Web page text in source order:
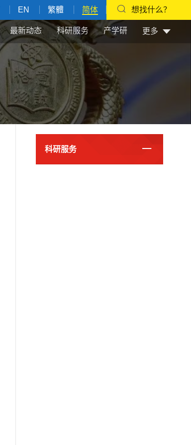
EN 繁體 简体 想找什么？
最新动态 科研服务 产学研 更多
科研服务